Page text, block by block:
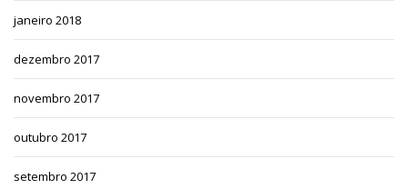
janeiro 2018
dezembro 2017
novembro 2017
outubro 2017
setembro 2017